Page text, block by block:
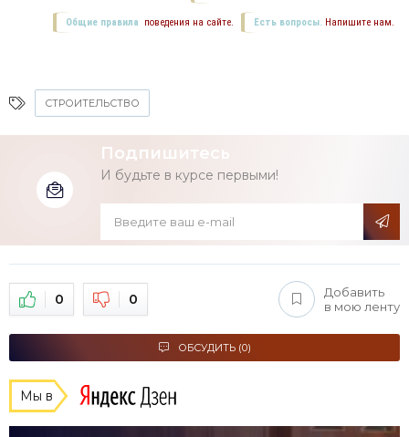
Есть вопросы. Напишите нам.
Общие правила поведения на сайте.
СТРОИТЕЛЬСТВО
Подпишитесь
И будьте в курсе первыми!
0 0
Добавить
в мою ленту
ОБСУДИТЬ (0)
Мы в